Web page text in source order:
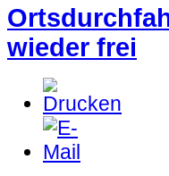
wieder frei